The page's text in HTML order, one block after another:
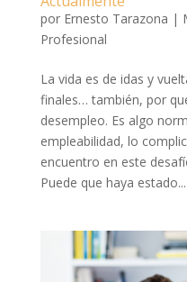
por Ernesto Tarazona |
Profesional
La vida es de idas y
finales… también, por
desempleo. Es algo
empleabilidad, lo
encuentro en este
Puede que haya estado...